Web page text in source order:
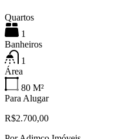
Quartos
1
Banheiros
1
Área
80 M²
Para Alugar
R$2.700,00